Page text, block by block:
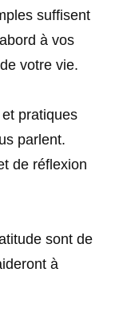
suffisent
à vos
votre vie.
pratiques
parlent.
de réflexion
sont de
à